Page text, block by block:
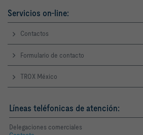
Servicios on-line:
Contactos
Formulario de contacto
TROX México
Líneas teléfonicas de atención:
Delegaciones comerciales